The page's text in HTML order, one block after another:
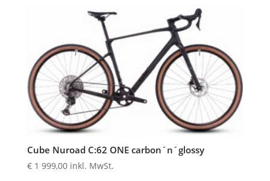
Cube Nuroad C:62 ONE carbon´n´glossy
€1 999,00 inkl. MwSt.